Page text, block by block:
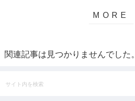
関連記事は見つかりませんでした。